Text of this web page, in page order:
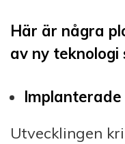
Här är några
av ny teknologi
Implanterade
Utvecklingen